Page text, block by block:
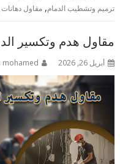
ترميم وتشطيب الدمام,مقاول
مقاول هدم وتكسير الدمام
أبريل 26, 2026 mohamed